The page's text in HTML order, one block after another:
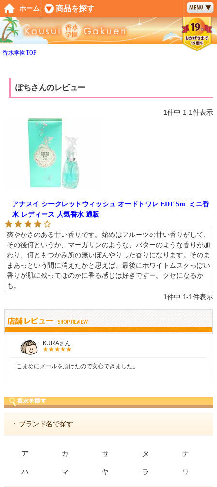
香水学園TOP
ぽちさんのレビュー
1件中 1-1件表示
アナスイ シークレットウィッシュ オードトワレ EDT 5ml ミニ香
水 レディース 人気香水 通販
爽やかさのある甘い香りです。始めはフルーツの甘い香りがして、
その後何というか、マーガリンのような、バターのような香りが加
わり、何ともつかみ所の無いぼんやりした香りになります。そのま
まあっという間に消えたかと思えば、最後にホワイトムスクっぽい
香りが肌に残ってほのかに香る感じは好きですー。クセになるか
1件中 1-1件表示
KURAさん
こまめにメールを頂けたので安心できました。
・ ブランド名で探す
ア カ サ タ ナ
ハ マ ヤ ラ ワ
ペー
ジト
ップ
へ
ホーム 商品を探す